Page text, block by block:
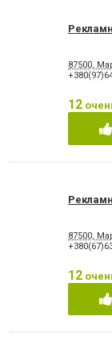
87500,
12
87500,
12